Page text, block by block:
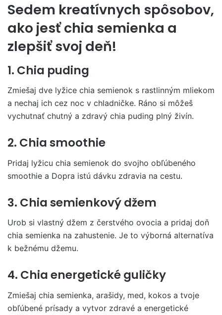
Sedem kreatívnych spôsobov,
ako jesť chia semienka a
zlepšiť svoj deň!
1. Chia puding
Zmiešaj dve lyžice chia semienok s rastlinným mliekom
a nechaj ich cez noc v chladničke. Ráno si môžeš
vychutnať chutný a zdravý chia puding plný živín.
2. Chia smoothie
Pridaj lyžicu chia semienok do svojho obľúbeného
smoothie a Dopra istú dávku zdravia na cestu.
3. Chia semienkový džem
Urob si vlastný džem z čerstvého ovocia a pridaj doň
chia semienka na zahustenie. Je to výborná alternatíva
k bežnému džemu.
4. Chia energetické guličky
Zmiešaj chia semienka, arašidy, med, kokos a tvoje
obľúbené prísady a vytvor zdravé a energetické